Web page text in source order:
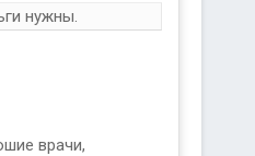
нужны.
врачи,